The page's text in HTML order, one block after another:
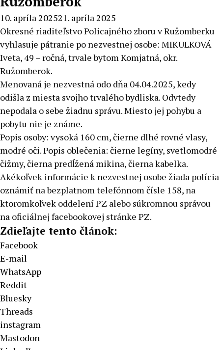
10. apríla 202521. apríla 2025
Okresné riaditeľstvo Policajného zboru v Ružomberku
vyhlasuje pátranie po nezvestnej osobe: MIKULKOVÁ
Iveta, 49 – ročná, trvale bytom Komjatná, okr.
Ružomberok.
Menovaná je nezvestná odo dňa 04.04.2025, kedy
odišla z miesta svojho trvalého bydliska. Odvtedy
nepodala o sebe žiadnu správu. Miesto jej pohybu a
pobytu nie je známe.
Popis osoby: vysoká 160 cm, čierne dlhé rovné vlasy,
modré oči. Popis oblečenia: čierne legíny, svetlomodré
čižmy, čierna predĺžená mikina, čierna kabelka.
Akékoľvek informácie k nezvestnej osobe žiada polícia
oznámiť na bezplatnom telefónnom čísle 158, na
ktoromkoľvek oddelení PZ alebo súkromnou správou
na oficiálnej facebookovej stránke PZ.
Zdieľajte tento článok:
Facebook
E-mail
WhatsApp
Reddit
Bluesky
Threads
instagram
Mastodon